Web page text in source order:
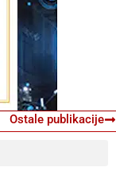
Ostale publikacije